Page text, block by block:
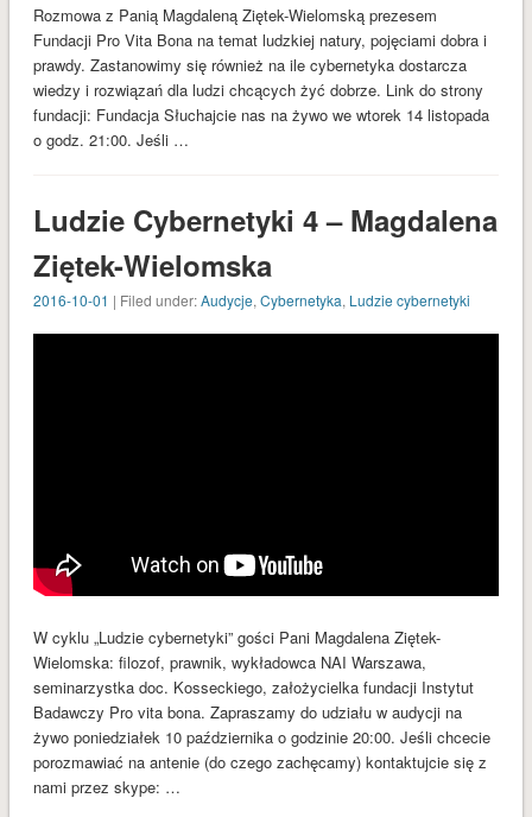
styczeń 2017
grudzień 2016
listopad 2016
październik 2016
wrzesień 2016
czerwiec 2016
maj 2016
kwiecień 2016
marzec 2016
Cyber Radio Odcinki
Kontrwywiad
Ludzie cybernetyki
Narodowa Akademia Informacyjna
Nauka o cywilizacjach
Ocalić od zapomnienia
Rozmowa z Panią Magdaleną Ziętek-Wielomską prezesem
Fundacji Pro Vita Bona na temat ludzkiej natury, pojęciami dobra i
prawdy. Zastanowimy się również na ile cybernetyka dostarcza
wiedzy i rozwiązań dla ludzi chcących żyć dobrze. Link do strony
fundacji: Fundacja Słuchajcie nas na żywo we wtorek 14 listopada
o godz. 21:00. Jeśli …
Ludzie Cybernetyki 4 – Magdalena
Ziętek-Wielomska
2016-10-01 | Filed under:Audycje,Cybernetyka, Ludzie cybernetyki
W cyklu „Ludzie cybernetyki” gości Pani Magdalena Ziętek-
Wielomska: filozof, prawnik, wykładowca NAI Warszawa,
seminarzystka doc. Kosseckiego, założycielka fundacji Instytut
Badawczy Pro vita bona. Zapraszamy do udziału w audycji na
żywo poniedziałek 10 października o godzinie 20:00. Jeśli chcecie
porozmawiać na antenie (do czego zachęcamy) kontaktujcie się z
nami przez skype: …